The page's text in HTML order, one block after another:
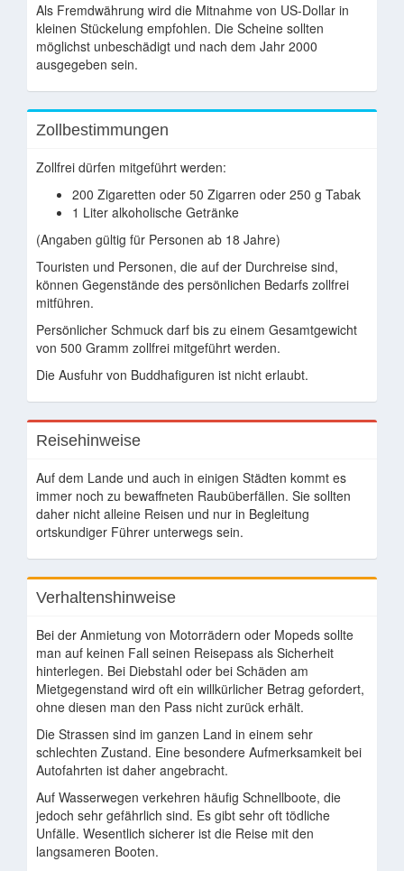
Als Fremdwährung wird die Mitnahme von US-Dollar in
kleinen Stückelung empfohlen. Die Scheine sollten
möglichst unbeschädigt und nach dem Jahr 2000
ausgegeben sein.
Zollbestimmungen
Zollfrei dürfen mitgeführt werden:
200 Zigaretten oder 50 Zigarren oder 250 g Tabak
1 Liter alkoholische Getränke
(Angaben gültig für Personen ab 18 Jahre)
Touristen und Personen, die auf der Durchreise sind,
können Gegenstände des persönlichen Bedarfs zollfrei
mitführen.
Persönlicher Schmuck darf bis zu einem Gesamtgewicht
von 500 Gramm zollfrei mitgeführt werden.
Die Ausfuhr von Buddhafiguren ist nicht erlaubt.
Reisehinweise
Auf dem Lande und auch in einigen Städten kommt es
immer noch zu bewaffneten Raubüberfällen. Sie sollten
daher nicht alleine Reisen und nur in Begleitung
ortskundiger Führer unterwegs sein.
Verhaltenshinweise
Bei der Anmietung von Motorrädern oder Mopeds sollte
man auf keinen Fall seinen Reisepass als Sicherheit
hinterlegen. Bei Diebstahl oder bei Schäden am
Mietgegenstand wird oft ein willkürlicher Betrag gefordert,
ohne diesen man den Pass nicht zurück erhält.
Die Strassen sind im ganzen Land in einem sehr
schlechten Zustand. Eine besondere Aufmerksamkeit bei
Autofahrten ist daher angebracht.
Auf Wasserwegen verkehren häufig Schnellboote, die
jedoch sehr gefährlich sind. Es gibt sehr oft tödliche
Unfälle. Wesentlich sicherer ist die Reise mit den
langsameren Booten.